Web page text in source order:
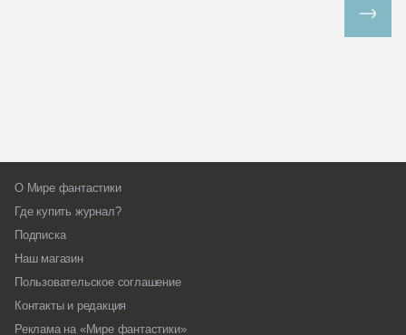
О Мире фантастики
Где купить журнал?
Подписка
Наш магазин
Пользовательское соглашение
Контакты и редакция
Реклама на «Мире фантастики»